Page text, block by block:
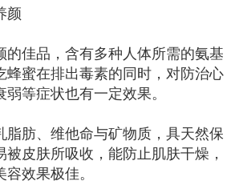
颜
的佳品，含有多种人体所需的氨基
蜂蜜在排出毒素的同时，对防治心
等症状也有一定效果。
脂肪、维他命与矿物质，具天然保
皮肤所吸收，能防止肌肤干燥，
效果极佳。